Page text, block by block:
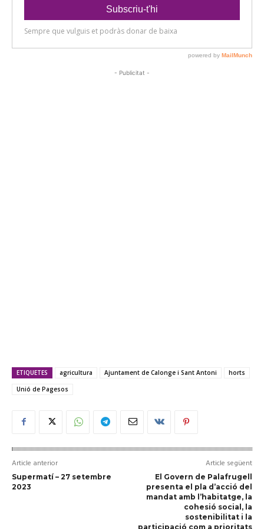
- Publicitat -
ETIQUETES agricultura Ajuntament de Calonge i Sant Antoni
horts
Unió de Pagesos
Article anterior
Supermatí – 27 setembre
2023
Article següent
El Govern de Palafrugell
presenta el pla d’acció del
mandat amb l’habitatge, la
cohesió social, la
sostenibilitat i la
participació com a prioritats